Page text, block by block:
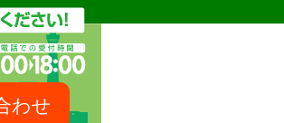
わせ